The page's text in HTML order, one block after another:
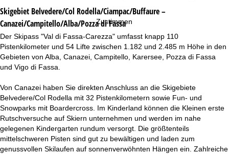
Zustimmen
Skigebiet Belvedere/Col Rodella/Ciampac/Buffaure –
Canazei/Campitello/Alba/Pozza di Fassa
Der Skipass "Val di Fassa-Carezza" umfasst knapp 110
Pistenkilometer und 54 Lifte zwischen 1.182 und 2.485 m Höhe in den
Gebieten von Alba, Canazei, Campitello, Karersee, Pozza di Fassa
und Vigo di Fassa.
Von Canazei haben Sie direkten Anschluss an die Skigebiete
Belvedere/Col Rodella mit 32 Pistenkilometern sowie Fun- und
Snowparks mit Boardercross. Im Kinderland können die Kleinen erste
Rutschversuche auf Skiern unternehmen und werden im nahe
gelegenen Kindergarten rundum versorgt. Die größtenteils
mittelschweren Pisten sind gut zu bewältigen und laden zum
genussvollen Skilaufen auf sonnenverwöhnten Hängen ein. Zahlreiche